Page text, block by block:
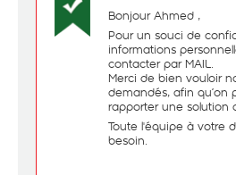
Bonjour Ahmed ,
Pour un souci de
informations
contacter par MAIL.
Merci de bien vouloir
demandés, afin qu’on
rapporter une solution
Toute l'équipe à votre
besoin.